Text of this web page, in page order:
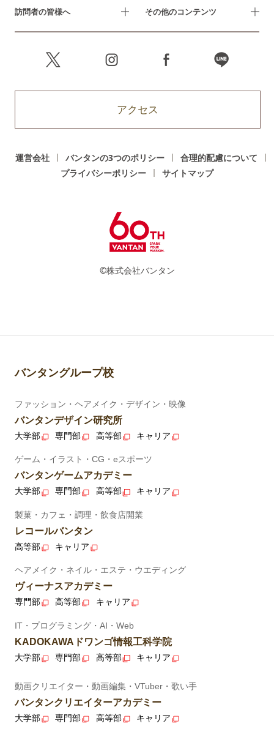
訪問者の皆様へ その他のコンテンツ
アクセス
運営会社 バンタンの3つのポリシー
合理的配慮について
プライバシーポリシー
サイトマップ
©株式会社バンタン
バンタングループ校
ファッション・ヘアメイク・デザイン・映像
バンタンデザイン研究所
大学部 専門部 高等部 キャリア
ゲーム・イラスト・CG・eスポーツ
バンタンゲームアカデミー
大学部 専門部 高等部 キャリア
製菓・カフェ・調理・飲食店開業
レコールバンタン
高等部 キャリア
ヘアメイク・ネイル・エステ・ウエディング
ヴィーナスアカデミー
専門部 高等部 キャリア
IT・プログラミング・AI・Web
KADOKAWAドワンゴ情報工科学院
大学部 専門部 高等部 キャリア
動画クリエイター・動画編集・VTuber・歌い手
バンタンクリエイターアカデミー
大学部 専門部 高等部 キャリア